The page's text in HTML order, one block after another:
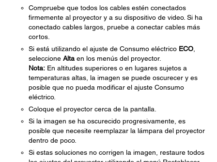
Compruebe que todos los cables estén conectados
firmemente al proyector y a su dispositivo de video. Si ha
conectado cables largos, pruebe a conectar cables más
cortos.
Si está utilizando el ajuste de Consumo eléctrico ECO
seleccione Alta en los menús del proyector.
Nota: En altitudes superiores o en lugares sujetos a
temperaturas altas, la imagen se puede oscurecer y es
posible que no pueda modificar el ajuste Consumo
eléctrico.
Coloque el proyector cerca de la pantalla.
Si la imagen se ha oscurecido progresivamente, es
posible que necesite reemplazar la lámpara del proyector
dentro de poco.
Si estas soluciones no corrigen la imagen, restaure todos